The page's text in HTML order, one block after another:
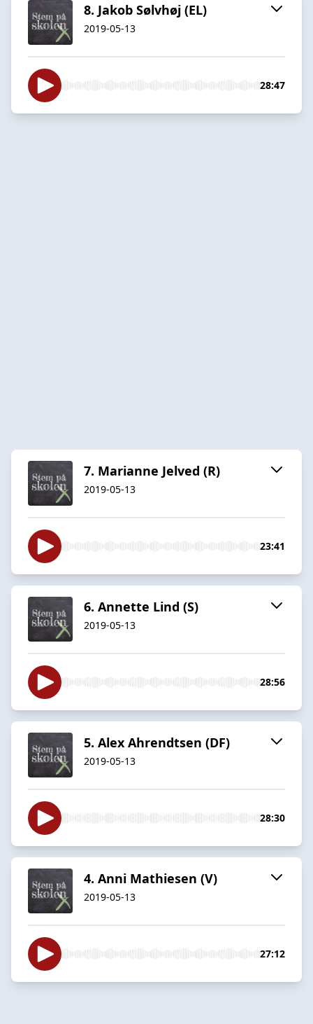
8. Jakob Sølvhøj (EL)
2019-05-13
28:47
7. Marianne Jelved (R)
2019-05-13
23:41
6. Annette Lind (S)
2019-05-13
28:56
5. Alex Ahrendtsen (DF)
2019-05-13
28:30
4. Anni Mathiesen (V)
2019-05-13
27:12